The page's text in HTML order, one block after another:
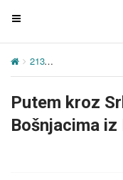
T
g
e
n
213
Putem kroz
Bošnjacima